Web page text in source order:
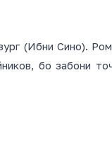
(Ибни Сино).
бо забони